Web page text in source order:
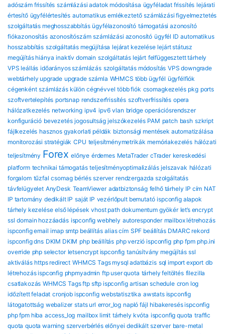
adószám frissítés számlázási adatok módosítása ügyféladat frissítés lejárati
értesítő ügyfélértesítés automatikus emlékeztető számlázási figyelmeztetés
szolgáltatás meghosszabbítás ügyfélazonosító támogatási azonosító
fiókazonosítás azonosítószám számlázási azonosító ügyfél ID automatikus
hosszabbítás szolgáltatás megújítása lejárat kezelése lejárt státusz
megújítás hiánya inaktív domain szolgáltatás lejárt felfüggesztett tárhely
VPS leállás időarányos számlázás szolgáltatás módosítás VPS downgrade
webtárhely upgrade upgrade számla WHMCS több ügyfél ügyfélfiók
cégenként számlázás külön cégnévvel több fiók csomagkezelés pkg ports
szoftvertelepítés portsnap rendszerfrissítés szoftverfrissítés opera
hálózatkezelés networking ipv4 ipv6 vlan bridge operációsrendszer
konfiguráció bevezetés jogosultság jelszókezelés PAM patch bash szkript
fájlkezelés hasznos gyakorlati példák biztonsági mentések automatizálása
monitorozási stratégiák CPU teljesítménymetrikák memóriakezelés hálózati
teljesítmény Forex előnye érdemes MetaTrader cTrader kereskedési
platform technikai támogatás teljesítményoptimalizálás jelszavak hálózati
forgalom tűzfal csomag bérlés szerver rendzergazda szolgáltatás
távfelügyelet AnyDesk TeamViewer adatbiztonság felhő tárhely IP cím NAT
IP tartomány dedikált IP saját IP vezérlőpult bemutató ispconfig alapok
tárhely kezelése első lépések vhost path dokumentum gyökér let’s encrypt
ssl domain hozzáadás ispconfig webhely autoresponder mailbox létrehozás
ispconfig email imap smtp beállítás alias cím SPF beállítás DMARC rekord
ispconfig dns DKIM DKIM php beállítás php verzió ispconfig php fpm php.ini
override php selector letsencrypt ispconfig tanúsítvány megújítás ssl
aktiválás https redirect WHMCS Tags mysql adatbázis sql import export db
létrehozás ispconfig phpmyadmin ftp user quota tárhely feltöltés filezilla
csatlakozás WHMCS Tags ftp sftp ispconfig artisan schedule cron log
időzített feladat cronjob ispconfig webstatisztika awstats ispconfig
látogatottság webalizer stats url error_log napló fájl hibakeresés ispconfig
php fpm hiba access_log mailbox limit tárhely kvóta ispconfig quota traffic
quota quota warning szerverbérlés előnyei dedikált szerver bare-metal